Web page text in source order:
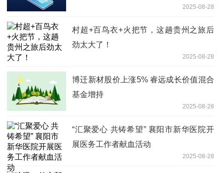
2025-08-28
村超+百鸟衣+火把节，这趟贵州之旅后
劲太大了！
2025-08-28
博迁新材股价上涨5% 睿远成长价值混合
基金增持
2025-08-28
“汇聚爱心 共铸希望” 襄阳市新华医院开
展医务工作者献血活动
2025-08-28